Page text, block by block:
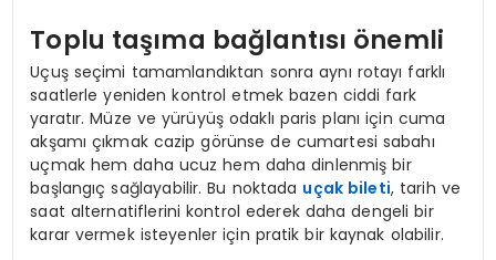
Toplu taşıma bağlantısı önemli
Uçuş seçimi tamamlandıktan sonra aynı rotayı farklı
saatlerle yeniden kontrol etmek bazen ciddi fark
yaratır. Müze ve yürüyüş odaklı paris planı için cuma
akşamı çıkmak cazip görünse de cumartesi sabahı
uçmak hem daha ucuz hem daha dinlenmiş bir
başlangıç sağlayabilir. Bu noktada uçak bileti, tarih ve
saat alternatiflerini kontrol ederek daha dengeli bir
karar vermek isteyenler için pratik bir kaynak olabilir.